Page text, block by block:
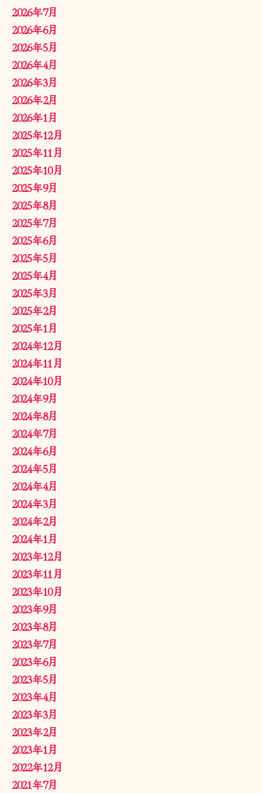
2026年7月
2026年6月
2026年5月
2026年4月
2026年3月
2026年2月
2026年1月
2025年12月
2025年11月
2025年10月
2025年9月
2025年8月
2025年7月
2025年6月
2025年5月
2025年4月
2025年3月
2025年2月
2025年1月
2024年12月
2024年11月
2024年10月
2024年9月
2024年8月
2024年7月
2024年6月
2024年5月
2024年4月
2024年3月
2024年2月
2024年1月
2023年12月
2023年11月
2023年10月
2023年9月
2023年8月
2023年7月
2023年6月
2023年5月
2023年4月
2023年3月
2023年2月
2023年1月
2022年12月
2021年7月